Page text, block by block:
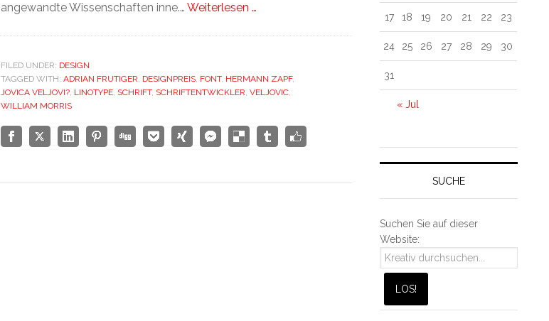
angewandte Wissenschaften inne.… Weiterlesen …
FILED UNDER: DESIGN
TAGGED WITH: ADRIAN FRUTIGER, DESIGNPREIS, FONT, HERMANN ZAPF,
JOVICA VELJOVI?, LINOTYPE, SCHRIFT, SCHRIFTENTWICKLER, VELJOVIC,
WILLIAM MORRIS
« Jul
17 18 19 20 21 22 23
24 25 26 27 28 29 30
31
SUCHE
Suchen Sie auf dieser
Website: